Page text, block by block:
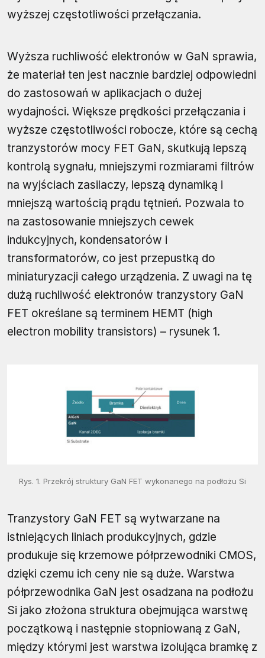
wyższej częstotliwości przełączania.
Wyższa ruchliwość elektronów w GaN sprawia,
że materiał ten jest nacznie bardziej odpowiedni
do zastosowań w aplikacjach o dużej
wydajności. Większe prędkości przełączania i
wyższe częstotliwości robocze, które są cechą
tranzystorów mocy FET GaN, skutkują lepszą
kontrolą sygnału, mniejszymi rozmiarami filtrów
na wyjściach zasilaczy, lepszą dynamiką i
mniejszą wartością prądu tętnień. Pozwala to
na zastosowanie mniejszych cewek
indukcyjnych, kondensatorów i
transformatorów, co jest przepustką do
miniaturyzacji całego urządzenia. Z uwagi na tę
dużą ruchliwość elektronów tranzystory GaN
FET określane są terminem HEMT (high
electron mobility transistors) – rysunek 1.
Rys. 1. Przekrój struktury GaN FET wykonanego na podłożu Si
Tranzystory GaN FET są wytwarzane na
istniejących liniach produkcyjnych, gdzie
produkuje się krzemowe półprzewodniki CMOS,
dzięki czemu ich ceny nie są duże. Warstwa
półprzewodnika GaN jest osadzana na podłożu
Si jako złożona struktura obejmująca warstwę
początkową i następnie stopniowaną z GaN,
między którymi jest warstwa izolująca bramkę z